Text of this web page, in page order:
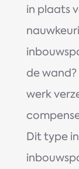
in plaats
de
werk
Dit type